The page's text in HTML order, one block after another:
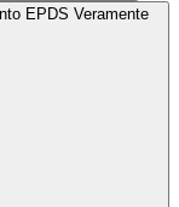
EPDS Veramente